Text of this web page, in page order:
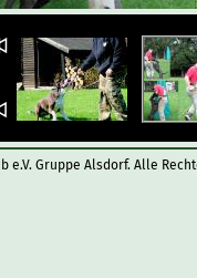
e.V. Gruppe Alsdorf. Alle